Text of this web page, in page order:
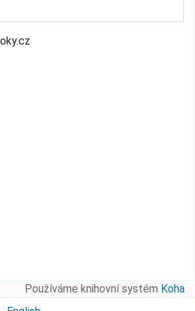
Používáme knihovní systém Koha